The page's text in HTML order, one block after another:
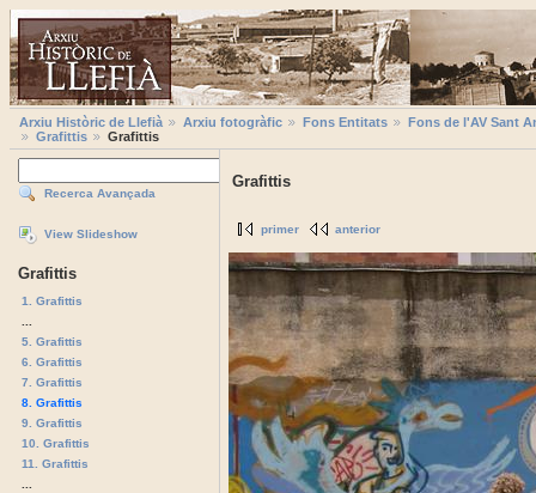
Arxiu Històric de Llefià Arxiu fotogràfic Fons Entitats
Fons de l'AV Sant
Grafittis
Grafittis
Recerca Avançada
View Slideshow
Grafittis
1. Grafittis
5. Grafittis
6. Grafittis
7. Grafittis
8. Grafittis
9. Grafittis
10. Grafittis
11. Grafittis
Grafittis
primer anterior